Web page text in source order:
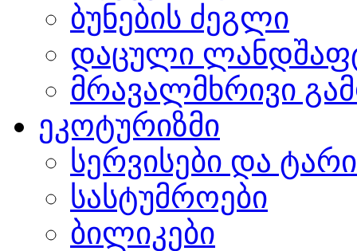
ბუნების ძეგლი
დაცული
მრავალმხრივი
ეკოტურიზმი
სერვისები და
სასტუმროები
ბილიკები